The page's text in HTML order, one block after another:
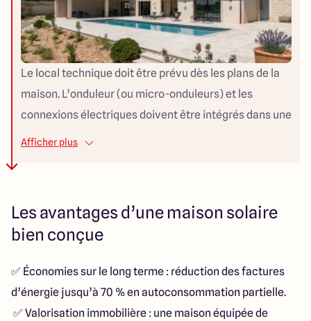
Le local technique doit être prévu dès les plans de la
maison. L’onduleur (ou micro-onduleurs) et les
connexions électriques doivent être intégrés dans une
pièce ventilée, protégée de l’humidité et accessible
Afficher plus
Les avantages d’une maison solaire
bien conçue
✅ Économies sur le long terme : réduction des factures
d’énergie jusqu’à 70 % en autoconsommation partielle.
✅ Valorisation immobilière : une maison équipée de